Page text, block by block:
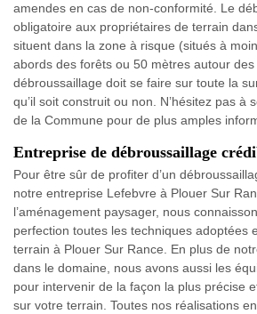
amendes en cas de non-conformité. Le
obligatoire aux propriétaires de terrain
situent dans la zone à risque (situés à
abords des forêts ou 50 mètres autour
débroussaillage doit se faire sur toute la
qu’il soit construit ou non. N’hésitez pas à
de la Commune pour de plus amples
Entreprise de débroussaillage
Pour être sûr de profiter d’un
notre entreprise Lefebvre à Plouer Sur
l’aménagement paysager, nous
perfection toutes les techniques adoptées
terrain à Plouer Sur Rance. En plus de
dans le domaine, nous avons aussi les
pour intervenir de la façon la plus précise
sur votre terrain. Toutes nos réalisations